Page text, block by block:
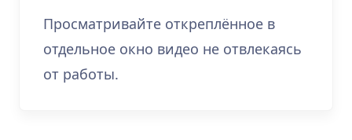
Просматривайте откреплённое в
отдельное окно видео не отвлекаясь
от работы.